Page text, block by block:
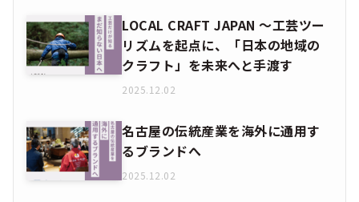
LOCAL CRAFT JAPAN ～工芸ツー
リズムを起点に、「日本の地域の
クラフト」を未来へと手渡す
2025.12.02
名古屋の伝統産業を海外に通用す
るブランドへ
2025.12.02